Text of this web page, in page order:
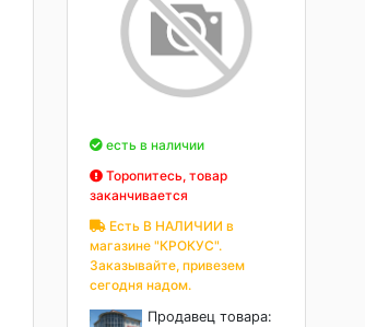
есть в наличии
Торопитесь, товар
заканчивается
Есть В НАЛИЧИИ в
магазине "КРОКУС".
Заказывайте, привезем
сегодня надом.
Продавец товара: